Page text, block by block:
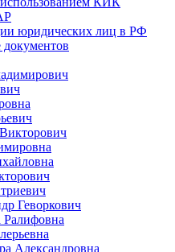
юридических лиц в РФ
документов
Геворкович
Ралифовна
Александровна